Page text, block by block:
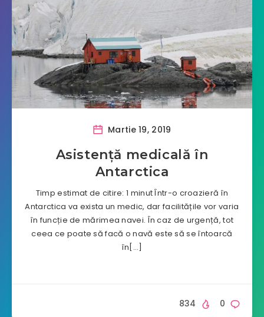
Martie 19, 2019
Asistență medicală în
Antarctica
Timp estimat de citire: 1 minut Într-o croazieră în
Antarctica va exista un medic, dar facilitățile vor varia
în funcție de mărimea navei. În caz de urgență, tot
ceea ce poate să facă o navă este să se întoarcă
în[…]
0
834